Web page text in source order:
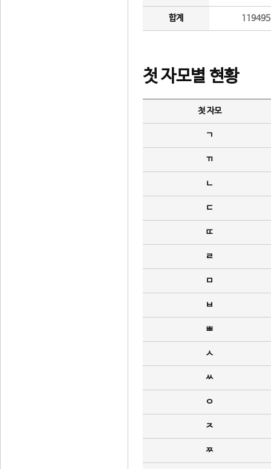
합계
첫 자모별 현황
첫 자모
ㄱ
ㄲ
ㄴ
ㄷ
ㄸ
ㄹ
ㅁ
ㅂ
ㅃ
ㅅ
ㅆ
ㅇ
ㅈ
ㅉ